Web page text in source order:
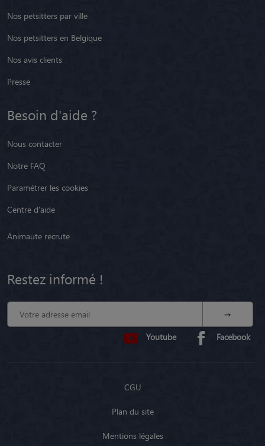
Nos petsitters par ville
Nos petsitters en Belgique
Nos avis clients
Presse
Besoin d'aide ?
Nous contacter
Notre FAQ
Paramétrer les cookies
Centre d'aide
Animaute recrute
Restez informé !
Youtube Facebook
CGU
Plan du site
Mentions légales